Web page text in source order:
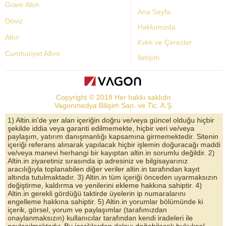
Ana Sayfa
Hakkımızda
Kvkk ve Çerezler
İletişim
Gram Altın
Döviz
Altın
Cumhuriyet Altını
Dolar Kuru
Altın Yorumları
Döviz Kurları
Çeyrek Altın
Bitcoin
Euro/Dolar Parite
Sterlin
Döviz Arşivi
Copyright © 2018 Her hakkı saklıdır.
Vagonmedya Bilişim San. ve Tic. A.Ş.
1) Altin.in'de yer alan içeriğin doğru ve/veya güncel olduğu hiçbir
şekilde iddia veya garanti edilmemekte, hiçbir veri ve/veya
paylaşım, yatırım danışmanlığı kapsamına girmemektedir. Sitenin
içeriği referans alınarak yapılacak hiçbir işlemin doğuracağı maddi
ve/veya manevi herhangi bir kayıptan altin.in sorumlu değildir. 2)
Altin.in ziyaretiniz sırasında ip adresiniz ve bilgisayarınız
aracılığıyla toplanabilen diğer veriler altin.in tarafından kayıt
altında tutulmaktadır. 3) Altin.in tüm içeriği önceden uyarmaksızın
değiştirme, kaldırma ve yenilerini ekleme hakkına sahiptir. 4)
Altin.in gerekli gördüğü taktirde üyelerin ip numaralarını
engelleme hakkına sahiptir. 5) Altin.in yorumlar bölümünde ki
içerik, görsel, yorum ve paylaşımlar (tarafımızdan
onaylanmaksızın) kullanıcılar tarafından kendi iradeleri ile